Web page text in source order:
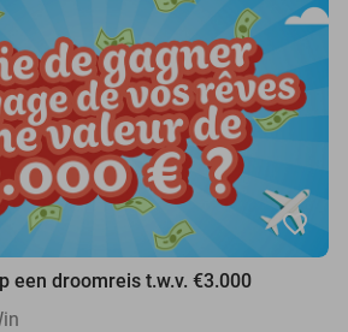
favorite_border
een droomreis t.w.v. €3.000